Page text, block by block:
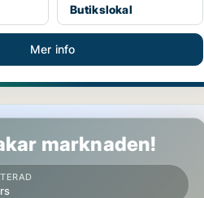
Butikslokal
Mer info
marknaden!